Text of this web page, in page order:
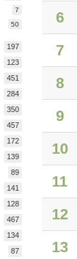
7
50
197
123
451
284
350
457
172
139
89
141
128
467
134
87
6
7
8
9
10
11
12
13